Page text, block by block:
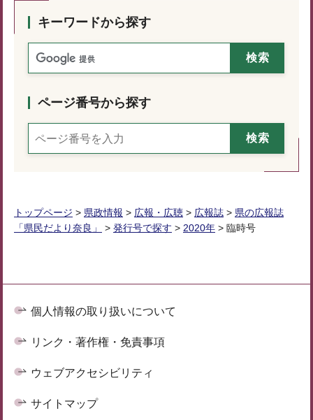
キーワードから探す
ページ番号から探す
トップページ > 県政情報 > 広報・広聴 > 広報誌 > 県の広報誌
「県民だより奈良」
> 発行号で探す > 2020年 > 臨時号
個人情報の取り扱いについて
リンク・著作権・免責事項
ウェブアクセシビリティ
サイトマップ